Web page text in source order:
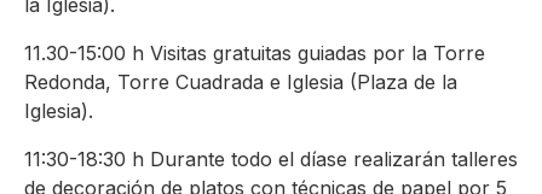
la Iglesia).
11.30-15:00 h Visitas gratuitas guiadas por la Torre
Redonda, Torre Cuadrada e Iglesia (Plaza de la
Iglesia).
11:30-18:30 h Durante todo el díase realizarán talleres
de decoración de platos con técnicas de papel por 5